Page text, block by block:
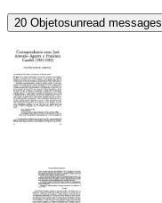
20 Objetosunread messages